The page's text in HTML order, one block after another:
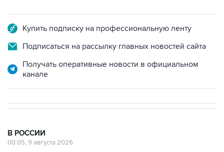
Купить подписку на профессиональную ленту
Подписаться на рассылку главных новостей сайта
Получать оперативные новости в официальном
канале
В РОССИИ
00:05, 9 августа 2026